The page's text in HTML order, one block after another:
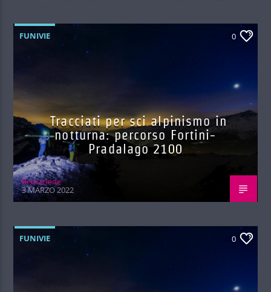
FUNIVIE 0
Tracciati per sci alpinismo in
notturna: percorso Fortini-
Pradalago 2100
Red.azione
3 MARZO 2022
FUNIVIE 0